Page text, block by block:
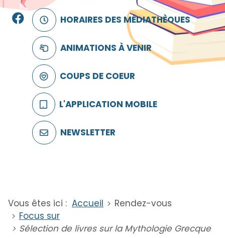
FacebookHORAIRES DES MÉDIATHÈQUES
ANIMATIONS À VENIR
COUPS DE COEUR
L'APPLICATION MOBILE
NEWSLETTER
Vous êtes ici : Accueil
Rendez-vous
Focus sur
Sélection de livres sur la Mythologie Grecque